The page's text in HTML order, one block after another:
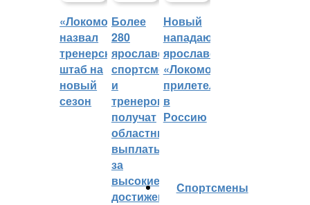
«Локомотив»
назвал
тренерский
штаб на
новый
сезон
Более
280
ярославских
спортсменов
и
тренеров
получат
областные
выплаты
за
высокие
достижения
Новый
нападающий
ярославского
«Локомотива»
прилетел
в
Россию
Cпортсмены